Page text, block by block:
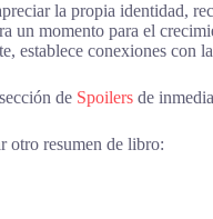
la propia identidad,
un momento para el
establece conexiones con
de Spoilers de
otro resumen de libro: